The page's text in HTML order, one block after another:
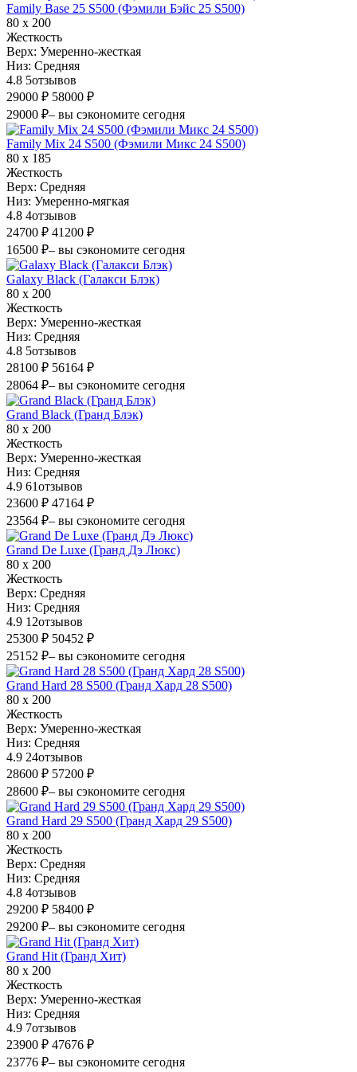
Family Base 25 S500 (Фэмили Бэйс 25 S500)
80 х 200
Жесткость
Верх: Умеренно-жесткая
Низ: Средняя
4.8 5отзывов
29000 ₽ 58000 ₽
29000 ₽– вы сэкономите сегодня
Family Mix 24 S500 (Фэмили Микс 24 S500)
80 х 185
Жесткость
Верх: Средняя
Низ: Умеренно-мягкая
4.8 4отзывов
24700 ₽ 41200 ₽
16500 ₽– вы сэкономите сегодня
Galaxy Black (Галакси Блэк)
80 х 200
Жесткость
Верх: Умеренно-жесткая
Низ: Средняя
4.8 5отзывов
28100 ₽ 56164 ₽
28064 ₽– вы сэкономите сегодня
Grand Black (Гранд Блэк)
80 х 200
Жесткость
Верх: Умеренно-жесткая
Низ: Средняя
4.9 61отзывов
23600 ₽ 47164 ₽
23564 ₽– вы сэкономите сегодня
Grand De Luxe (Гранд Дэ Люкс)
80 х 200
Жесткость
Верх: Средняя
Низ: Средняя
4.9 12отзывов
25300 ₽ 50452 ₽
25152 ₽– вы сэкономите сегодня
Grand Hard 28 S500 (Гранд Хард 28 S500)
80 х 200
Жесткость
Верх: Умеренно-жесткая
Низ: Средняя
4.9 24отзывов
28600 ₽ 57200 ₽
28600 ₽– вы сэкономите сегодня
Grand Hard 29 S500 (Гранд Хард 29 S500)
80 х 200
Жесткость
Верх: Средняя
Низ: Средняя
4.8 4отзывов
29200 ₽ 58400 ₽
29200 ₽– вы сэкономите сегодня
Grand Hit (Гранд Хит)
80 х 200
Жесткость
Верх: Умеренно-жесткая
Низ: Средняя
4.9 7отзывов
23900 ₽ 47676 ₽
23776 ₽– вы сэкономите сегодня